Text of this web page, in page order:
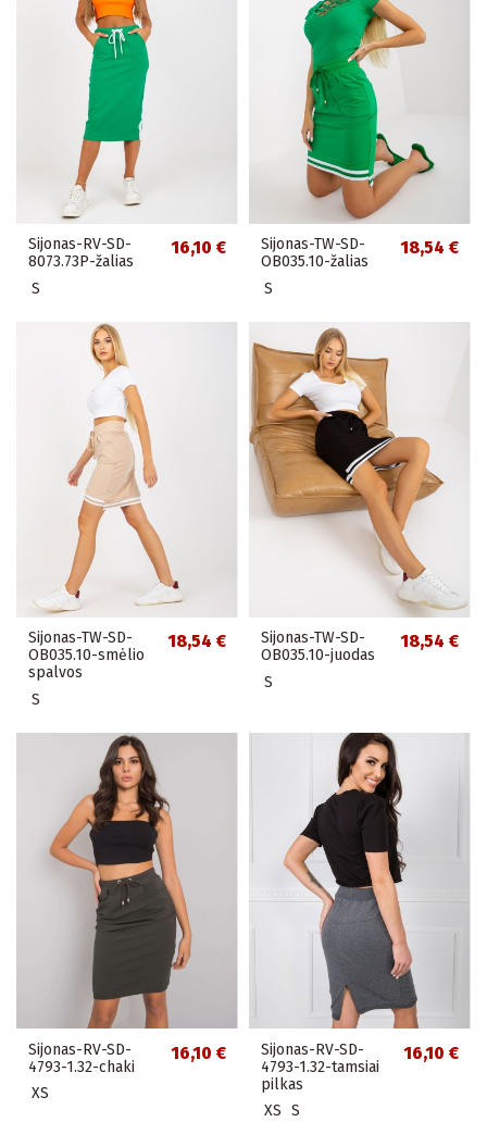
Sijonas-RV-SD-
8073.73P-žalias
16,10 €
S
Sijonas-TW-SD-
OB035.10-žalias
18,54 €
S
Sijonas-TW-SD-
OB035.10-smėlio
spalvos
18,54 €
S
Sijonas-TW-SD-
OB035.10-juodas
18,54 €
S
Sijonas-RV-SD-
4793-1.32-chaki
16,10 €
XS
Sijonas-RV-SD-
4793-1.32-tamsiai
pilkas
16,10 €
XS S